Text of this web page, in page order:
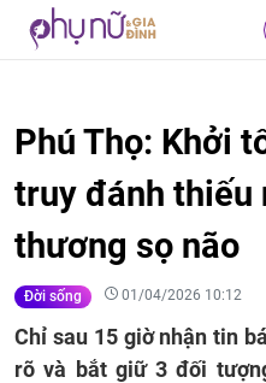
Phú Thọ: Khởi
truy đánh thiếu
thương sọ não
Đời sống 01/04/2026 10:12
Chỉ sau 15 giờ nhận tin
rõ và bắt giữ 3 đối